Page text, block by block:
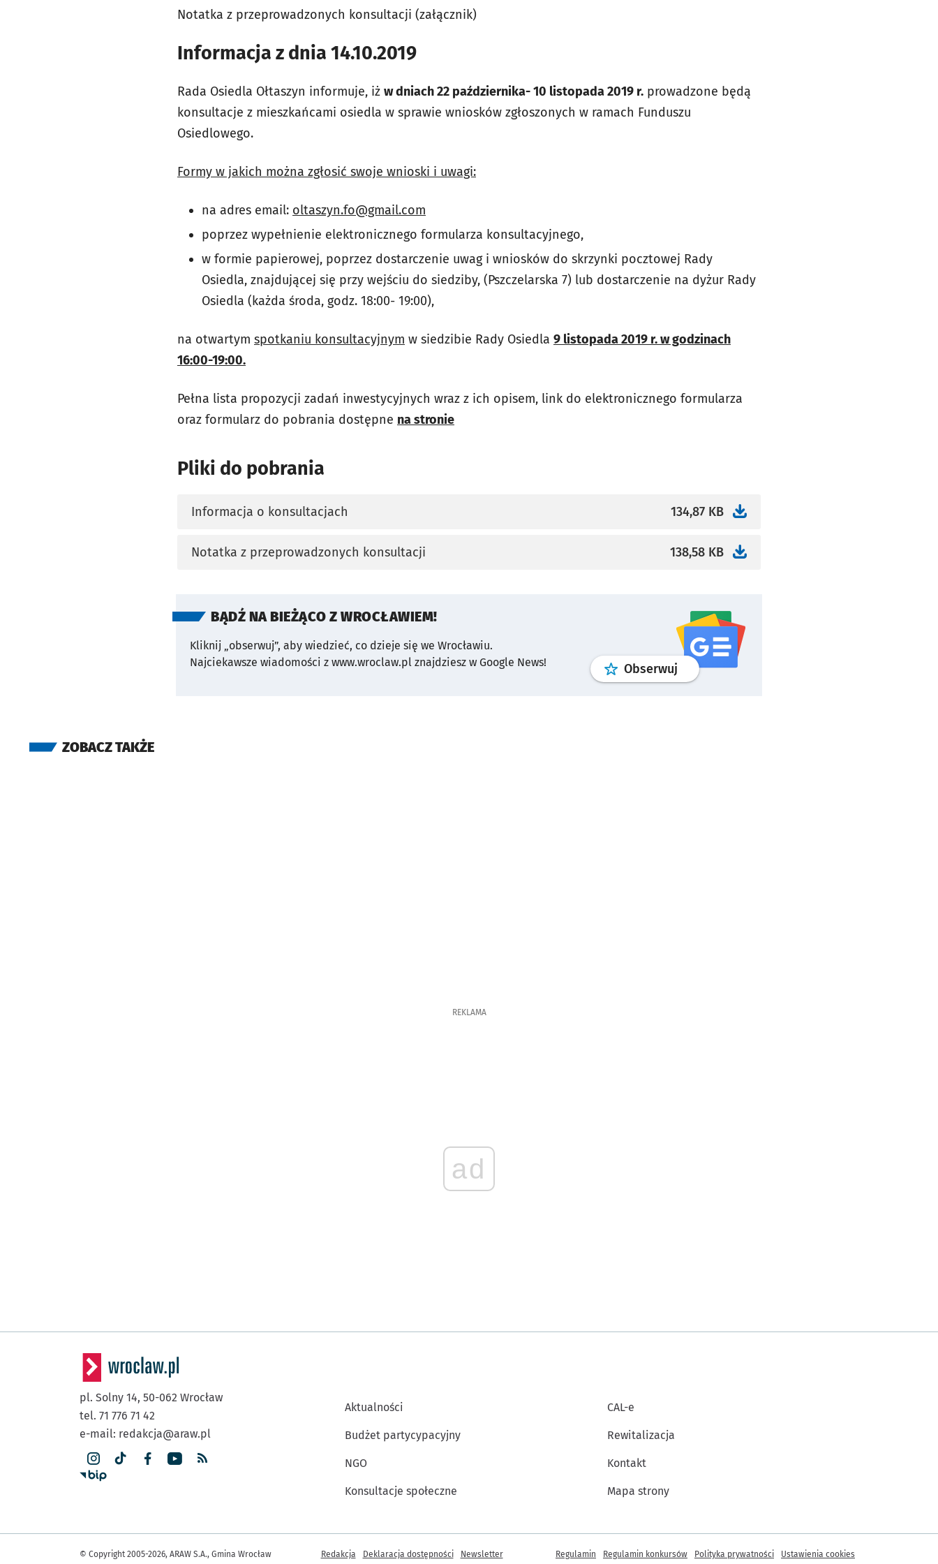
Notatka z przeprowadzonych konsultacji (załącznik)
Informacja z dnia 14.10.2019
Rada Osiedla Ołtaszyn informuje, iż w dniach 22 października- 10 listopada 2019 r. prowadzone będą
konsultacje z mieszkańcami osiedla w sprawie wniosków zgłoszonych w ramach Funduszu
Osiedlowego.
Formy w jakich można zgłosić swoje wnioski i uwagi:
na adres email: oltaszyn.fo@gmail.com
poprzez wypełnienie elektronicznego formularza konsultacyjnego,
w formie papierowej, poprzez dostarczenie uwag i wniosków do skrzynki pocztowej Rady
Osiedla, znajdującej się przy wejściu do siedziby, (Pszczelarska 7) lub dostarczenie na dyżur Rady
Osiedla (każda środa, godz. 18:00- 19:00),
na otwartym spotkaniu konsultacyjnym w siedzibie Rady Osiedla 9 listopada 2019 r. w godzinach
16:00-19:00.
Pełna lista propozycji zadań inwestycyjnych wraz z ich opisem, link do elektronicznego formularza
oraz formularz do pobrania dostępne na stronie
Pliki do pobrania
Informacja o konsultacjach 134,87 KB
otworzy się w nowej karcie
Notatka z przeprowadzonych konsultacji 138,58 KB
otworzy się w nowej karcie
BĄDŹ NA BIEŻĄCO Z WROCŁAWIEM!
Kliknij „obserwuj”, aby wiedzieć, co dzieje się we Wrocławiu.
Najciekawsze wiadomości z www.wroclaw.pl znajdziesz w Google News!
Obserwuj profilgoogle news
ZOBACZ TAKŻE
REKLAMA
ad
pl. Solny 14, 50-062 Wrocław
tel. 71 776 71 42
e-mail: redakcja@araw.pl
Aktualności
Budżet partycypacyjny
NGO
Konsultacje społeczne
CAL-e
Rewitalizacja
Kontakt
Mapa strony
© Copyright 2005-2026, ARAW S.A., Gmina Wrocław Inne informacje
Redakcja Deklaracja dostępności Newsletter Regulamin Regulamin konkursów Polityka prywatności Ustawienia cookies